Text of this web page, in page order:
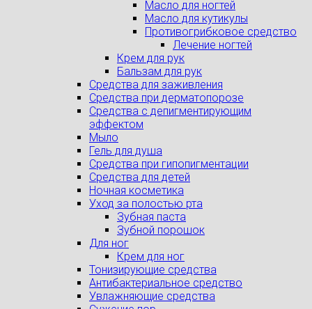
Масло для ногтей
Масло для кутикулы
Противогрибковое средство
Лечение ногтей
Крем для рук
Бальзам для рук
Средства для заживления
Средства при дерматопорозе
Cредства с депигментирующим
эффектом
Мыло
Гель для душа
Средства при гипопигментации
Средства для детей
Ночная косметика
Уход за полостью рта
Зубная паста
Зубной порошок
Для ног
Крем для ног
Тонизирующие средства
Антибактериальное средство
Увлажняющие средства